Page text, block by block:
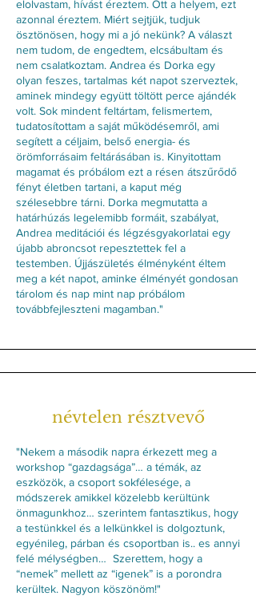
elolvastam, hívást éreztem. Ott a helyem, ezt
azonnal éreztem. Miért sejtjük, tudjuk
ösztönösen, hogy mi a jó nekünk? A választ
nem tudom, de engedtem, elcsábultam és
nem csalatkoztam. Andrea és Dorka egy
olyan feszes, tartalmas két napot szerveztek,
aminek mindegy együtt töltött perce ajándék
volt. Sok mindent feltártam, felismertem,
tudatosítottam a saját működésemről, ami
segített a céljaim, belső energia- és
örömforrásaim feltárásában is. Kinyitottam
magamat és próbálom ezt a résen átszűrődő
fényt életben tartani, a kaput még
szélesebbre tárni. Dorka megmutatta a
határhúzás legelemibb formáit, szabályat,
Andrea meditációi és légzésgyakorlatai egy
újabb abroncsot repesztettek fel a
testemben. Újjászületés élményként éltem
meg a két napot, aminke élményét gondosan
tárolom és nap mint nap próbálom
továbbfejleszteni magamban."
névtelen résztvevő
"Nekem a második napra érkezett meg a
workshop “gazdagsága”… a témák, az
eszközök, a csoport sokfélesége, a
módszerek amikkel közelebb kerültünk
önmagunkhoz… szerintem fantasztikus, hogy
a testünkkel és a lelkünkkel is dolgoztunk,
egyénileg, párban és csoportban is.. es annyi
felé mélységben… Szerettem, hogy a
“nemek” mellett az “igenek” is a porondra
kerültek. Nagyon köszönöm!"